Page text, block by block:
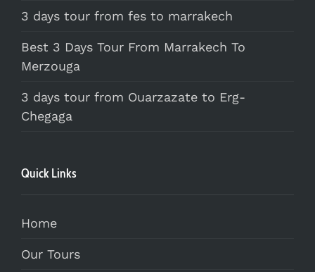
3 days tour from fes to marrakech
Best 3 Days Tour From Marrakech To
Merzouga
3 days tour from Ouarzazate to Erg-
Chegaga
Quick Links
Home
Our Tours